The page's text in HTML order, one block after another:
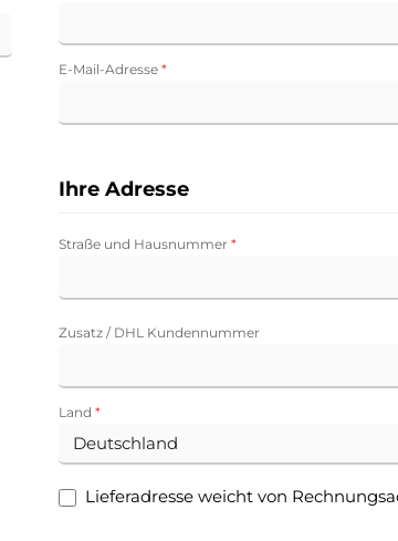
E-Mail-Adresse*
Ihre Adresse
Straße und Hausnummer*
Zusatz / DHL Kundennummer
Land*
Lieferadresse weicht von